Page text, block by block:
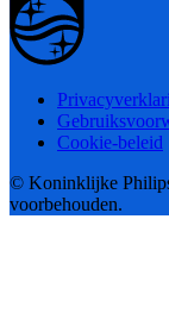
Cookie-beleid
© Koninklijke
voorbehouden.